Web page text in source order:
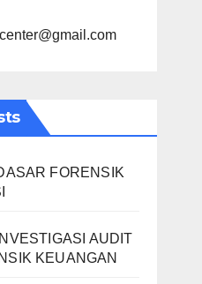
FORENSIK
AUDIT
KEUANGAN